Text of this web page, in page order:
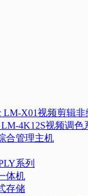
LM-X01视频剪辑非
4K12S视频调色
合管理主机
系列
体机
存储